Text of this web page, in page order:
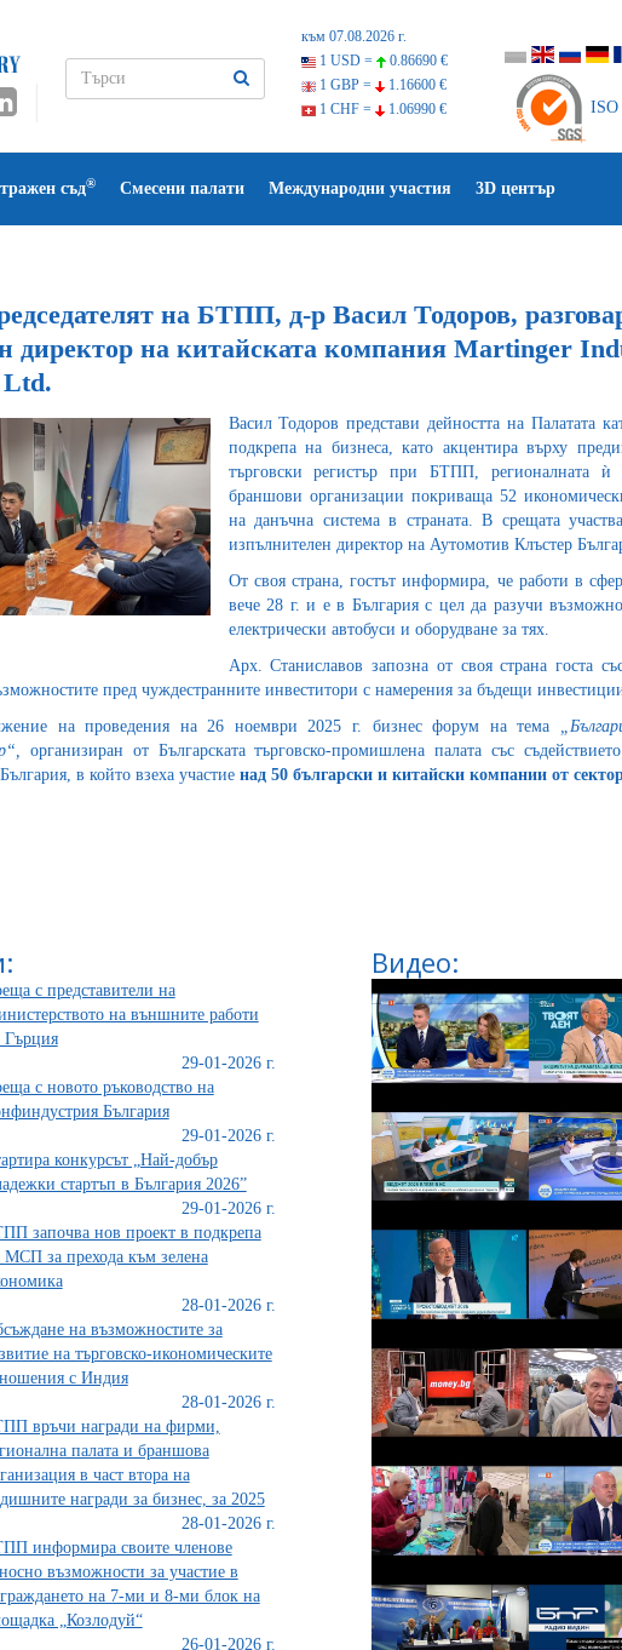
към 07.08.2026 г.
1 USD =
0.86690 €
1 GBP =
1.16600 €
1 CHF =
1.06990 € ISO
съд® Смесени палати Международни участия 3D център
на БТПП, д-р Васил Тодоров,
директор на китайската компания Martinger
Васил Тодоров представи дейността на Палатата
подкрепа на бизнеса, като акцентира върху
търговски регистър при БТПП, регионалната ѝ
браншови организации покриваща 52
на данъчна система в страната. В срещата
изпълнителен директор на Аутомотив Клъстер
От своя страна, гостът информира, че работи в
вече 28 г. и е в България с цел да разучи
електрически автобуси и оборудване за тях.
Арх. Станиславов запозна от своя страна госта
пред чуждестранните инвеститори с намерения за бъдещи
на проведения на 26 ноември 2025 г. бизнес форум на тема
организиран от Българската търговско-промишлена палата със
в който взеха участие над 50 български и китайски компании от
с представители на
на външните работи
Гърция
29-01-2026 г.
с новото ръководство на
България
29-01-2026 г.
конкурсът „Най-добър
стартъп в България 2026”
29-01-2026 г.
започва нов проект в подкрепа
МСП за прехода към зелена
28-01-2026 г.
на възможностите за
на търговско-икономическите
с Индия
28-01-2026 г.
връчи награди на фирми,
палата и браншова
в част втора на
награди за бизнес, за 2025
28-01-2026 г.
информира своите членове
възможности за участие в
на 7-ми и 8-ми блок на
„Козлодуй“
26-01-2026 г.
Видео: